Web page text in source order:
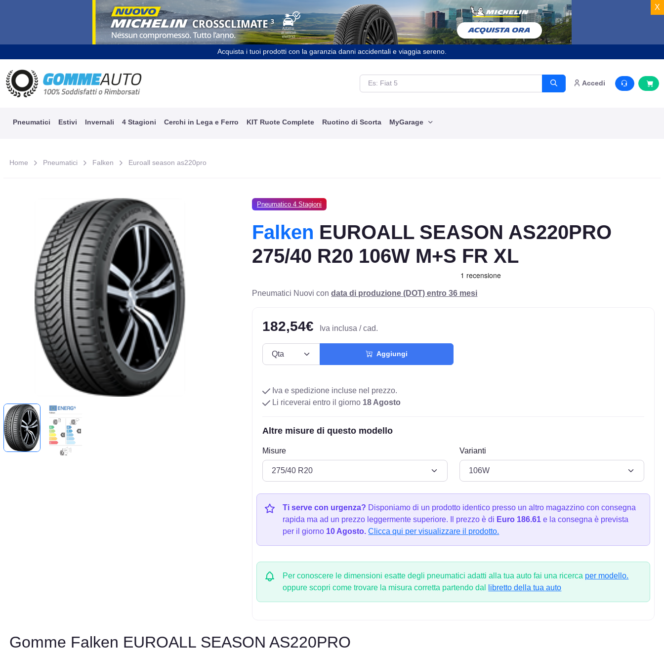
X
Acquista i tuoi prodotti con la garanzia danni accidentali e viaggia sereno.
Accedi
Pneumatici Estivi Invernali 4 Stagioni Cerchi in Lega e Ferro KIT Ruote Complete Ruotino di Scorta MyGarage
Home Pneumatici Falken Euroall season as220pro
Pneumatico 4 Stagioni
Falken EUROALL SEASON AS220PRO
275/40 R20 106W M+S FR XL
Pneumatici Nuovi condata di produzione (DOT) entro 36 mesi
182,54€ Iva inclusa / cad.
Aggiungi
Iva e spedizione incluse nel prezzo.
Li riceverai entro il giorno 18 Agosto
Altre misure di questo modello
Misure Varianti
Ti serve con urgenza? Disponiamo di un prodotto identico presso un altro magazzino con consegna
rapida ma ad un prezzo leggermente superiore. Il prezzo è di Euro 186.61 e la consegna è prevista
per il giorno 10 Agosto. Clicca qui per visualizzare il prodotto.
Per conoscere le dimensioni esatte degli pneumatici adatti alla tua auto fai una ricerca per modello.
oppure scopri come trovare la misura corretta partendo dal
libretto della tua auto
Gomme Falken EUROALL SEASON AS220PRO